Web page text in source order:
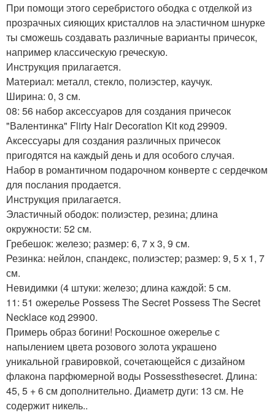
При помощи этого серебристого ободка с отделкой из
прозрачных сияющих кристаллов на эластичном шнурке
ты сможешь создавать различные варианты причесок,
например классическую греческую.
Инструкция прилагается.
Материал: металл, стекло, полиэстер, каучук.
Ширина: 0, 3 см.
08: 56 набор аксессуаров для создания причесок
"Валентинка" Flirty Hair Decoration Kit код 29909.
Аксессуары для создания различных причесок
пригодятся на каждый день и для особого случая.
Набор в романтичном подарочном конверте с сердечком
для послания продается.
Инструкция прилагается.
Эластичный ободок: полиэстер, резина; длина
окружности: 52 см.
Гребешок: железо; размер: 6, 7 х 3, 9 см.
Резинка: нейлон, спандекс, полиэстер; размер: 9, 5 х 1, 7
см.
Невидимки (4 штуки: железо; длина каждой: 5 см.
11: 51 ожерелье Possess The Secret Possess The Secret
Necklace код 29900.
Примерь образ богини! Роскошное ожерелье с
напылением цвета розового золота украшено
уникальной гравировкой, сочетающейся с дизайном
флакона парфюмерной воды Possessthesecret. Длина:
45, 5 + 6 см дополнительно. Диаметр дуги: 13 см. Не
содержит никель..